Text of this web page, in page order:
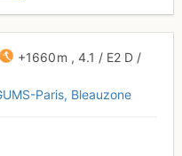
+1660 m , 4.1 / E2 D /
Paris Bleauzone